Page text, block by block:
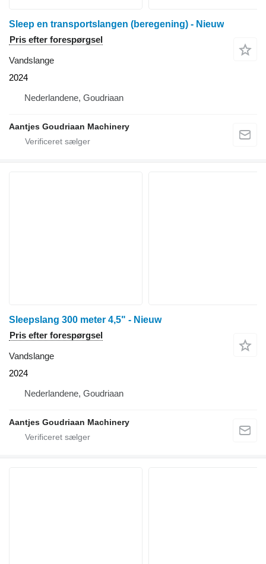
Sleep en transportslangen (beregening) - Nieuw
Pris efter forespørgsel
Vandslange
2024
Nederlandene, Goudriaan
Aantjes Goudriaan Machinery
Sleepslang 300 meter 4,5" - Nieuw
Pris efter forespørgsel
Vandslange
2024
Nederlandene, Goudriaan
Aantjes Goudriaan Machinery